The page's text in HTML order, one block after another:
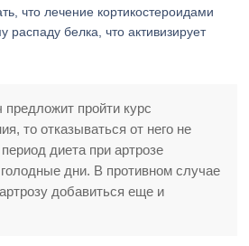
что лечение кортикостероидами
распаду белка, что активизирует
пройти курс
то отказываться от него не
диета при артрозе
дни. В противном случае
добавиться еще и